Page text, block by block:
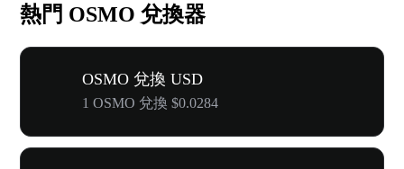
熱門 OSMO 兌換器
OSMO 兌換 USD
1 OSMO 兌換 $0.0284